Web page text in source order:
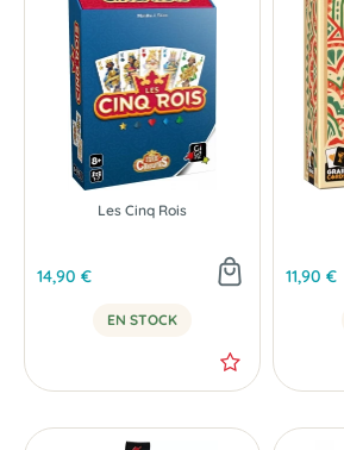
Les Cinq Rois
14,90 €
EN STOCK
11,90 €